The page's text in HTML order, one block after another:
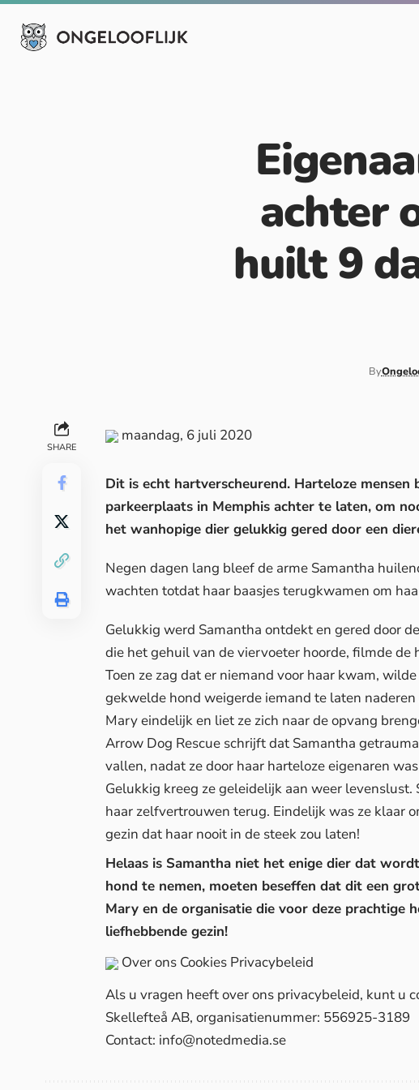
achter
huilt 9
By
SHARE
maandag, 6 juli 2020
Dit is echt hartverscheurend. Harteloze
parkeerplaats in Memphis achter te laten, om
het wanhopige dier gelukkig gered door een
Negen dagen lang bleef de arme Samantha
wachten totdat haar baasjes terugkwamen om
Gelukkig werd Samantha ontdekt en gered door
die het gehuil van de viervoeter hoorde, filmde de
Toen ze zag dat er niemand voor haar kwam,
gekwelde hond weigerde iemand te laten
Mary eindelijk en liet ze zich naar de opvang
Arrow Dog Rescue schrijft dat Samantha
vallen, nadat ze door haar harteloze eigenaren
Gelukkig kreeg ze geleidelijk aan weer
haar zelfvertrouwen terug. Eindelijk was ze klaar
gezin dat haar nooit in de steek zou laten!
Helaas is Samantha niet het enige dier dat
hond te nemen, moeten beseffen dat dit een
Mary en de organisatie die voor deze prachtige
liefhebbende gezin!
Over ons Cookies Privacybeleid
Als u vragen heeft over ons privacybeleid, kunt u
Skellefteå AB, organisatienummer: 556925-3189
Contact: info@notedmedia.se